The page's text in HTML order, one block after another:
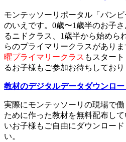
モンテッソーリポータル「バン
のいえです。0歳〜1歳半のお子
るニドクラス、1歳半から始めら
らのプライマリークラスがありま
曜プライマリークラス もスター
るお子様もご参加お待ちしており
教材のデジタルデータダウンロー
実際にモンテッソーリの現場で
ために作った教材を無料配布し
いお子様もご自由にダウンロー
い。